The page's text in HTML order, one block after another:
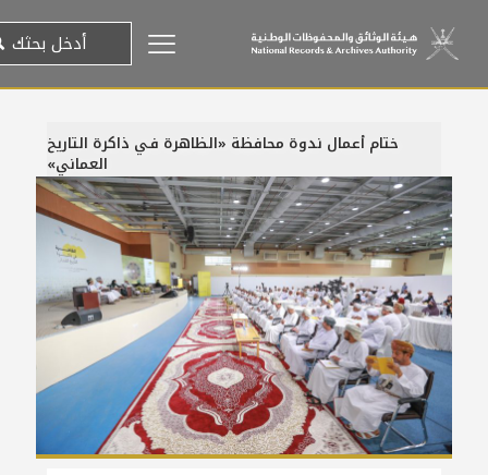
ختام أعمال ندوة محافظة «الظاهرة فـي ذاكرة التاريخ
العماني»
22 مارس، 2022